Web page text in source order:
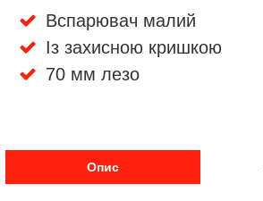
Вспарювач малий
Із захисною кришкою
70 мм лезо
Опис